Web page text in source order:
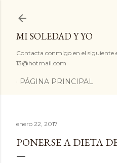
MI SOLEDAD Y YO
Contacta conmigo en el siguiente
13@hotmail.com
PÁGINA PRINCIPAL
enero 22, 2017
PONERSE A DIETA